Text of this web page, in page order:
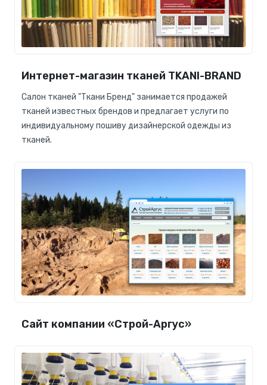
Интернет-магазин тканей TKANI-BRAND
Салон тканей "Ткани Бренд" занимается продажей
тканей известных брендов и предлагает услуги по
индивидуальному пошиву дизайнерской одежды из
тканей.
Сайт компании «Строй-Аргус»